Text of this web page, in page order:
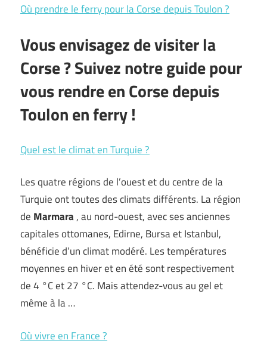
Où prendre le ferry pour la Corse depuis Toulon ?
Vous envisagez de visiter la
Corse ? Suivez notre guide pour
vous rendre en Corse depuis
Toulon en ferry !
Quel est le climat en Turquie ?
Les quatre régions de l’ouest et du centre de la
Turquie ont toutes des climats différents. La région
de Marmara , au nord-ouest, avec ses anciennes
capitales ottomanes, Edirne, Bursa et Istanbul,
bénéficie d’un climat modéré. Les températures
moyennes en hiver et en été sont respectivement
de 4 °C et 27 °C. Mais attendez-vous au gel et
même à la …
Où vivre en France ?